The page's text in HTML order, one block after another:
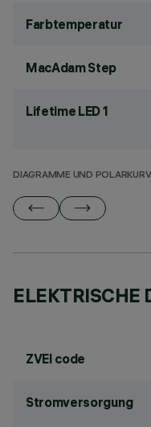
Farbtemperatur
MacAdam Step
Lifetime LED 1
DIAGRAMME UND
ELEKTRISCHE
ZVEI code
Stromversorgung